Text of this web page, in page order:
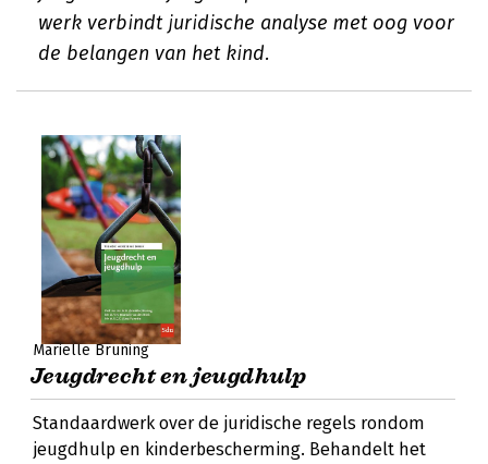
werk verbindt juridische analyse met oog voor
de belangen van het kind.
Mariëlle Bruning
Jeugdrecht en jeugdhulp
Standaardwerk over de juridische regels rondom
jeugdhulp en kinderbescherming. Behandelt het